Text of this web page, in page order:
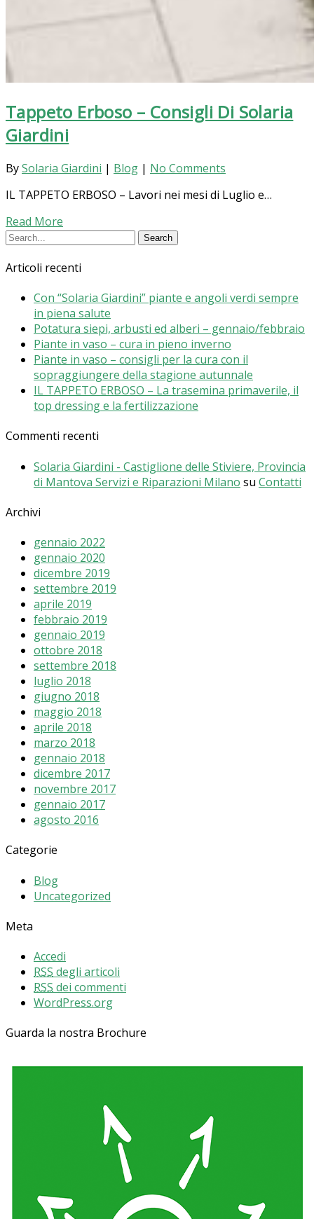
Tappeto Erboso – Consigli Di Solaria
Giardini
BySolaria Giardini | Blog | No Comments
IL TAPPETO ERBOSO – Lavori nei mesi di Luglio e…
Read More
Articoli recenti
Con “Solaria Giardini” piante e angoli verdi sempre
in piena salute
Potatura siepi, arbusti ed alberi – gennaio/febbraio
Piante in vaso – cura in pieno inverno
Piante in vaso – consigli per la cura con il
sopraggiungere della stagione autunnale
IL TAPPETO ERBOSO – La trasemina primaverile, il
top dressing e la fertilizzazione
Commenti recenti
Solaria Giardini - Castiglione delle Stiviere, Provincia
di Mantova Servizi e Riparazioni Milano su Contatti
Archivi
gennaio 2022
gennaio 2020
dicembre 2019
settembre 2019
aprile 2019
febbraio 2019
gennaio 2019
ottobre 2018
settembre 2018
luglio 2018
giugno 2018
maggio 2018
aprile 2018
marzo 2018
gennaio 2018
dicembre 2017
novembre 2017
gennaio 2017
agosto 2016
Categorie
Blog
Uncategorized
Meta
Accedi
RSS degli articoli
RSS dei commenti
WordPress.org
Guarda la nostra Brochure